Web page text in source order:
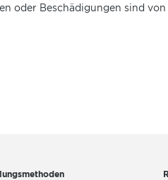
oder Beschädigungen sind